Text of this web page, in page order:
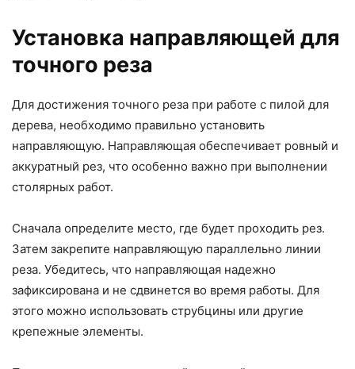
Установка направляющей для
точного реза
Для достижения точного реза при работе с пилой для
дерева, необходимо правильно установить
направляющую. Направляющая обеспечивает ровный и
аккуратный рез, что особенно важно при выполнении
столярных работ.
Сначала определите место, где будет проходить рез.
Затем закрепите направляющую параллельно линии
реза. Убедитесь, что направляющая надежно
зафиксирована и не сдвинется во время работы. Для
этого можно использовать струбцины или другие
крепежные элементы.